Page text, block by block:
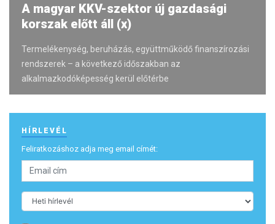
A magyar KKV-szektor új gazdasági
korszak előtt áll (x)
Termelékenység, beruházás, együttműködő finanszírozási
rendszerek – a következő időszakban az
alkalmazkodóképesség kerül előtérbe
HÍRLEVÉL
Feliratkozáshoz adja meg email címét: